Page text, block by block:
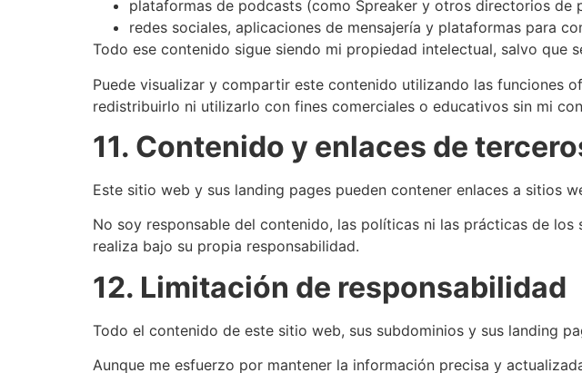
plataformas de podcasts (como Spreaker y otros directorios de
redes sociales, aplicaciones de mensajería y plataformas para
Todo ese contenido sigue siendo mi propiedad intelectual, salvo que
Puede visualizar y compartir este contenido utilizando las funciones
redistribuirlo ni utilizarlo con fines comerciales o educativos sin mi
11. Contenido y enlaces de
Este sitio web y sus landing pages pueden contener enlaces a sitios
No soy responsable del contenido, las políticas ni las prácticas de
realiza bajo su propia responsabilidad.
12. Limitación de responsabilidad
Todo el contenido de este sitio web, sus subdominios y sus landing
Aunque me esfuerzo por mantener la información precisa y